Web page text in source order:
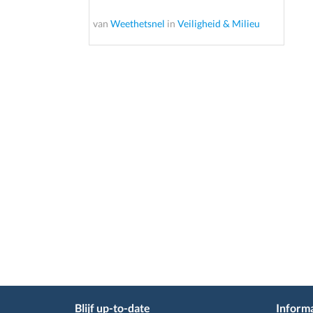
van Weethetsnel in Veiligheid & Milieu
Blijf up-to-date